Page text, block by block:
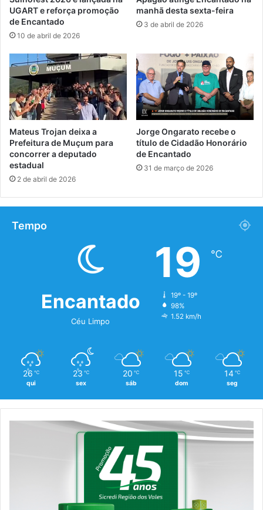
UGART e reforça promoção
de Encantado
10 de abril de 2026
manhã desta sexta-feira
3 de abril de 2026
Mateus Trojan deixa a
Prefeitura de Muçum para
concorrer a deputado
estadual
2 de abril de 2026
Jorge Ongarato recebe o
título de Cidadão Honorário
de Encantado
31 de março de 2026
Tempo
Encantado
Céu Limpo
19 ℃
19º - 19º
98%
1.52 km/h
26 ℃
qui
23 ℃
sex
20 ℃
sáb
15 ℃
dom
14 ℃
seg